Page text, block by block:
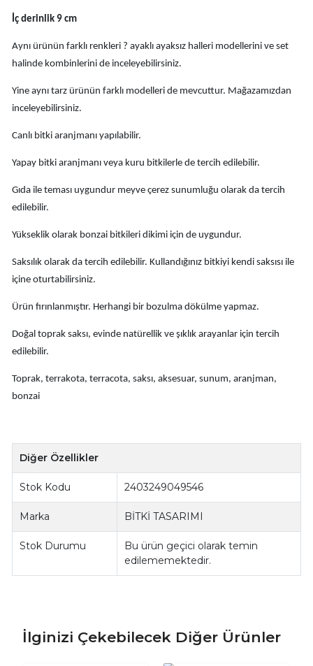
İç derinlik 9 cm
Aynı ürünün farklı renkleri ? ayaklı ayaksız halleri modellerini ve set
halinde kombinlerini de inceleyebilirsiniz.
Yine aynı tarz ürünün farklı modelleri de mevcuttur. Mağazamızdan
inceleyebilirsiniz.
Canlı bitki aranjmanı yapılabilir.
Yapay bitki aranjmanı veya kuru bitkilerle de tercih edilebilir.
Gıda ile teması uygundur meyve çerez sunumluğu olarak da tercih
edilebilir.
Yükseklik olarak bonzai bitkileri dikimi için de uygundur.
Saksılık olarak da tercih edilebilir. Kullandığınız bitkiyi kendi saksısı ile
içine oturtabilirsiniz.
Ürün fırınlanmıştır. Herhangi bir bozulma dökülme yapmaz.
Doğal toprak saksı, evinde natürellik ve şıklık arayanlar için tercih
edilebilir.
Toprak, terrakota, terracota, saksı, aksesuar, sunum, aranjman,
bonzai
Diğer Özellikler
Stok Kodu 2403249049546
Marka BİTKİ TASARIMI
Stok Durumu
Bu ürün geçici olarak temin
edilememektedir.
İlginizi Çekebilecek Diğer Ürünler